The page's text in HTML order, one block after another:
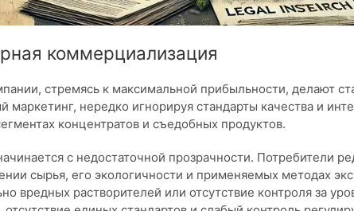
коммерциализация
стремясь к максимальной прибыльности, делают
маркетинг, нередко игнорируя стандарты качества и
концентратов и съедобных продуктов.
с недостаточной прозрачности. Потребители
сырья, его экологичности и применяемых методах
вредных растворителей или отсутствие контроля за